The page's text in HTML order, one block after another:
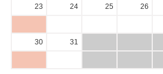
23 24 25 26
30 31